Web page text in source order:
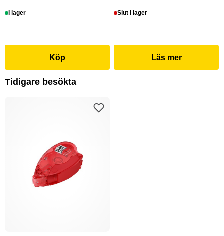
I lager
Köp
Slut i lager
Läs mer
Tidigare besökta